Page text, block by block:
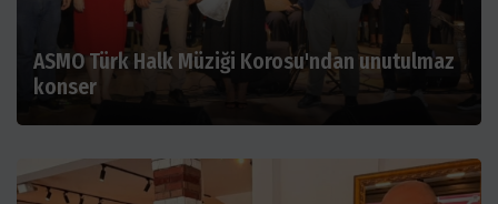
ASMO Türk Halk Müziği Korosu'ndan unutulmaz
konser